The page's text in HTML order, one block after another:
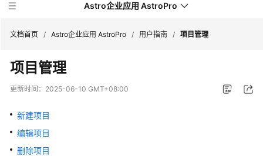
Astro企业应用 AstroPro
最
新
态
产
品
文档首页 / Astro企业应用 AstroPro / 用户指南 / 项目管理
项目管理
更新时间： 2025-06-10 GMT+08:00
新建项目
编辑项目
删除项目